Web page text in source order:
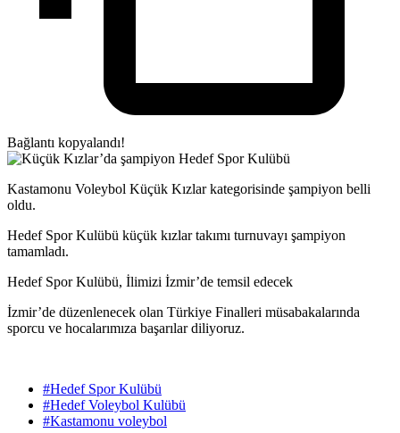
Bağlantı kopyalandı!
Kastamonu Voleybol Küçük Kızlar kategorisinde şampiyon belli
oldu.
Hedef Spor Kulübü küçük kızlar takımı turnuvayı şampiyon
tamamladı.
Hedef Spor Kulübü, İlimizi İzmir’de temsil edecek
İzmir’de düzenlenecek olan Türkiye Finalleri müsabakalarında
sporcu ve hocalarımıza başarılar diliyoruz.
#Hedef Spor Kulübü
#Hedef Voleybol Kulübü
#Kastamonu voleybol